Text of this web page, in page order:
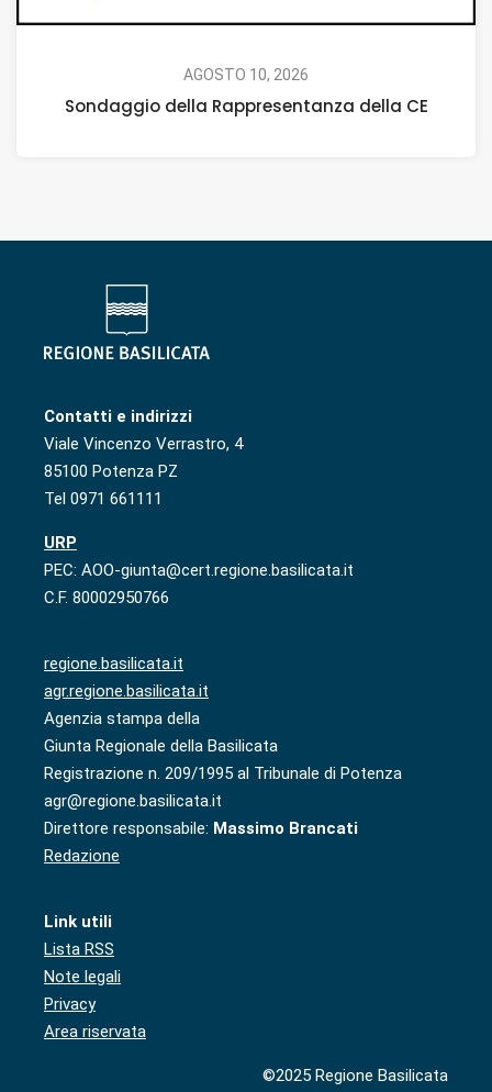
AGOSTO 10, 2026
Sondaggio della Rappresentanza della CE
Contatti e indirizzi
Viale Vincenzo Verrastro, 4
85100 Potenza PZ
Tel 0971 661111
URP
PEC: AOO-giunta@cert.regione.basilicata.it
C.F. 80002950766
regione.basilicata.it
agr.regione.basilicata.it
Agenzia stampa della
Giunta Regionale della Basilicata
Registrazione n. 209/1995 al Tribunale di Potenza
agr@regione.basilicata.it
Direttore responsabile: Massimo Brancati
Redazione
Link utili
Lista RSS
Note legali
Privacy
Area riservata
©2025 Regione Basilicata